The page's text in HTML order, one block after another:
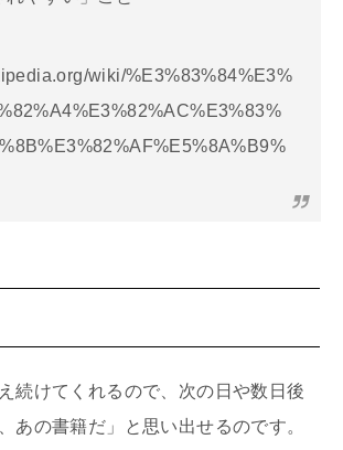
wiki/%E3%83%84%E3%
続けてくれるので、次の日や数日後
あの書籍だ」と思い出せるのです。